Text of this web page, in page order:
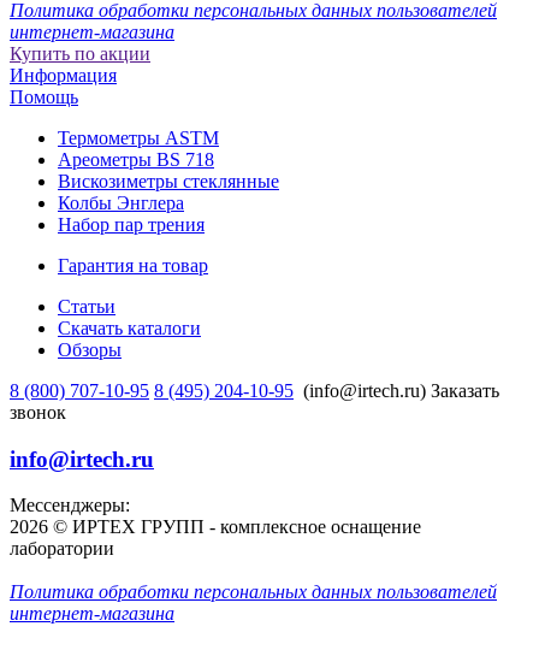
Политика обработки персональных данных пользователей
интернет-магазина
Купить по акции
Информация
Помощь
Термометры ASTM
Ареометры BS 718
Вискозиметры стеклянные
Колбы Энглера
Набор пар трения
Гарантия на товар
Статьи
Скачать каталоги
Обзоры
8 (800) 707-10-95 8 (495) 204-10-95 (info@irtech.ru) Заказать
звонок
info@irtech.ru
Мессенджеры:
2026 © ИРТЕХ ГРУПП - комплексное оснащение
лаборатории
Политика обработки персональных данных пользователей
интернет-магазина